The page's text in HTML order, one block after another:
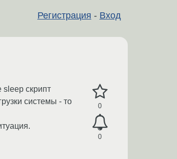
Регистрация - Вход
0
0
скрипт
системы - то